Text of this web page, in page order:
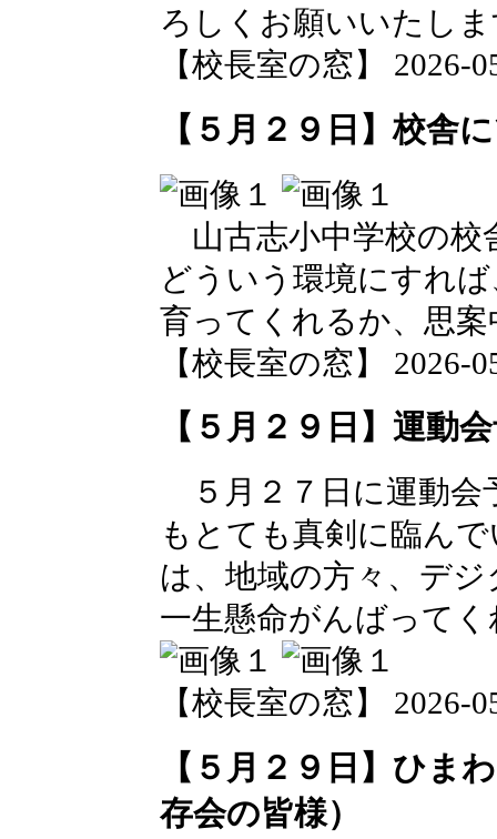
ろしくお願いいたし
【校長室の窓】 2026-
【５月２９日】校舎
山古志小中学校の校
どういう環境にすれ
育ってくれるか、思案
【校長室の窓】 2026-
【５月２９日】運動
５月２７日に運動会
もとても真剣に臨ん
は、地域の方々、デ
一生懸命がんばって
【校長室の窓】 2026-
【５月２９日】ひま
存会の皆様）